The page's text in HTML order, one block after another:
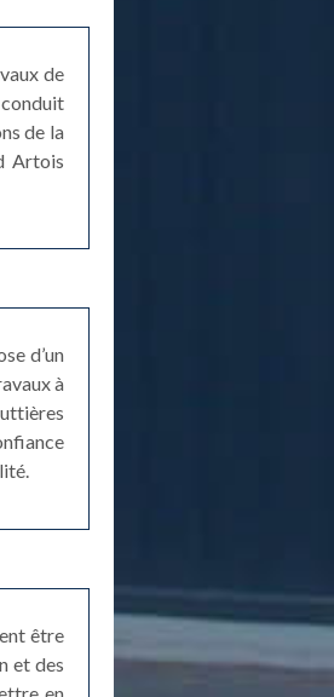
de
de la
Artois
d’un
à
être
et des